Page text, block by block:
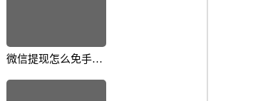
微信提现怎么免手续